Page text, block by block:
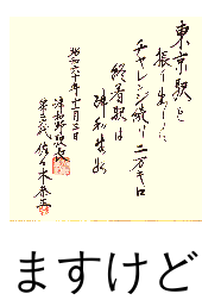
ますけ